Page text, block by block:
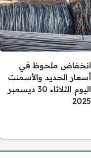
انخفاض ملحوظ في
أسعار الحديد والأسمنت
اليوم الثلاثاء 30 ديسمبر
2025